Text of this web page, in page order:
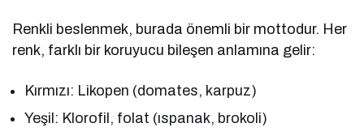
Renkli beslenmek, burada önemli bir mottodur. Her
renk, farklı bir koruyucu bileşen anlamına gelir:
Kırmızı: Likopen (domates, karpuz)
Yeşil: Klorofil, folat (ıspanak, brokoli)